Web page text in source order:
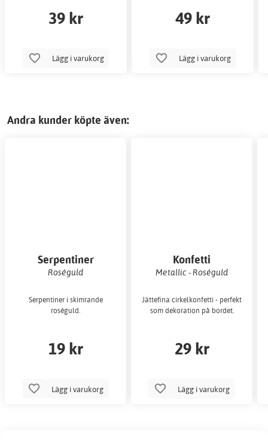
39 kr
Lägg i varukorg
49 kr
Lägg i varukorg
Andra kunder köpte även:
Serpentiner
Roséguld
Serpentiner i skimrande
roséguld.
19 kr
Lägg i varukorg
Konfetti
Metallic - Roséguld
Jättefina cirkelkonfetti - perfekt
som dekoration på bordet.
29 kr
Lägg i varukorg